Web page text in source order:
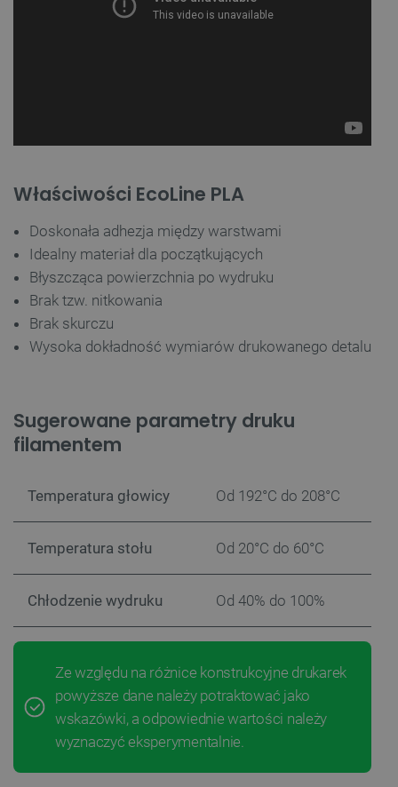
Właściwości EcoLine PLA
Doskonała adhezja między warstwami
Idealny materiał dla początkujących
Błyszcząca powierzchnia po wydruku
Brak tzw. nitkowania
Brak skurczu
Wysoka dokładność wymiarów drukowanego detalu
Sugerowane parametry druku
filamentem
Temperatura głowicy Od 192°C do 208°C
Temperatura stołu Od 20°C do 60°C
Chłodzenie wydruku Od 40% do 100%
Ze względu na różnice konstrukcyjne drukarek
powyższe dane należy potraktować jako
wskazówki, a odpowiednie wartości należy
wyznaczyć eksperymentalnie.